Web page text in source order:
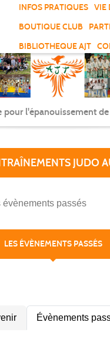
INFOS PRATIQUES
VIE
BOUTIQUE CLUB
BIBLIOTHEQUE AJT
pour l'épanouissement
JUDO
évènements passés
LES ÉVÈNEMENTS PASSÉS
Évènements
des cookies